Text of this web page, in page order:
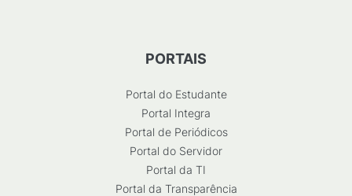
PORTAIS
Portal do Estudante
Portal Integra
Portal de Periódicos
Portal do Servidor
Portal da TI
Portal da Transparência